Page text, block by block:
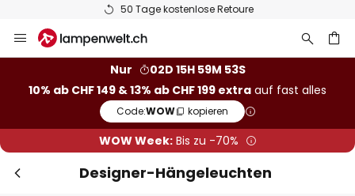
50 Tage kostenlose Retoure
Inhalt
Nur
02D 15H 59M 52S
10% ab CHF 149 & 13% ab CHF 199 extra auf fast alles
Code:WOW kopieren
WOW Week:Bis zu -70%
Designer-Hängeleuchten
Extra Rabatt
10% Rabattab CHF 149
13% Rabattab CHF 199
auf fast alles*
Ihr Code: WOW kopieren